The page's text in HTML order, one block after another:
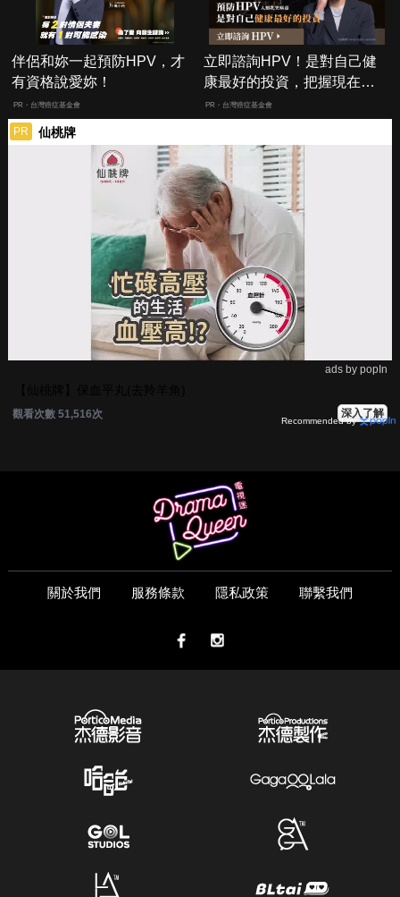
伴侶和妳一起預防HPV，才
有資格說愛妳！
PR・台灣癌症基金會
立即諮詢HPV！是對自己健
康最好的投資，把握現在不
嫌晚！
PR・台灣癌症基金會
PR 仙桃牌
ads by popIn
觀看次數 51,516次 深入了解
Recommended by
關於我們 服務條款 隱私政策 聯繫我們